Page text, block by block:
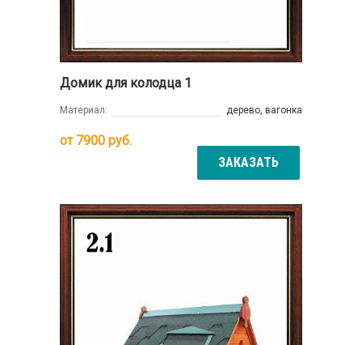
Домик для колодца 1
Материал: дерево, вагонка
от 7900 руб.
ЗАКАЗАТЬ